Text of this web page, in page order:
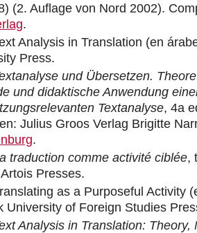
(2. Auflage von Nord 2002).
.
Analysis in Translation (en
Press.
und Übersetzen.
und didaktische Anwendung
Textanalyse, 4a
Julius Groos Verlag Brigitte
.
traduction comme activité ciblée,
Presses.
as a Purposeful Activity
University of Foreign Studies
Analysis in Translation: Theory,